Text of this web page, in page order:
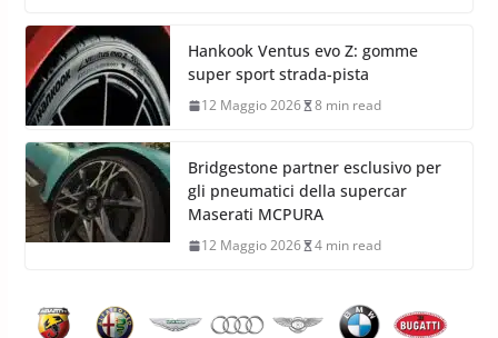
Hankook Ventus evo Z: gomme
super sport strada-pista
12 Maggio 2026 8 min read
Bridgestone partner esclusivo per
gli pneumatici della supercar
Maserati MCPURA
12 Maggio 2026 4 min read